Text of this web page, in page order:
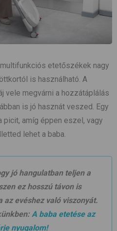
etetőszékek nagy
is használható. A
vele megvárni a hozzátáplálás
is jó hasznát veszed. Egy
picit, amíg éppen eszel, vagy
lehet a baba.
jó hangulatban teljen a
ez hosszú távon is
az evéshez való viszonyát.
A baba etetése az
nyugalom!